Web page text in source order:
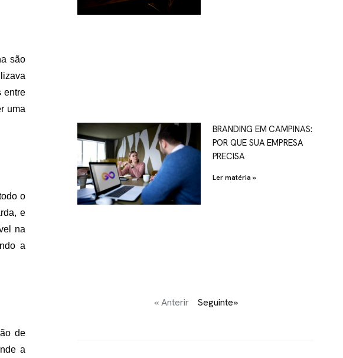
CONOSCO
são
entre
uma
o
e
na
a
de
a
BRANDING EM CAMPINAS:
POR QUE SUA EMPRESA
PRECISA
Ler matéria »
« Anterir Seguinte»